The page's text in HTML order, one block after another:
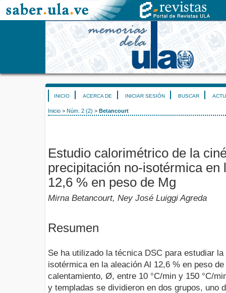
INICIO ACERCA DE INICIAR SESIÓN BUSCAR
Inicio > Núm. 2 (2) > Betancourt
Estudio calorimétrico de la
precipitación no-isotérmica en
12,6 % en peso de Mg
Mirna Betancourt, Ney José Luiggi Agreda
Resumen
Se ha utilizado la técnica DSC para estudiar
isotérmica en la aleación Al 12,6 % en peso
calentamiento, Ø, entre 10 °C/min y 150 °C/
y templadas se dividieron en dos grupos, uno